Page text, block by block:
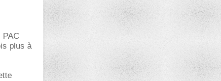
PAC
plus à